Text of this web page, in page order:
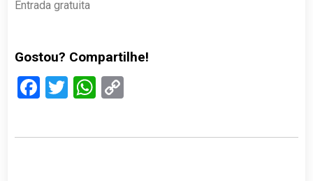
Entrada gratuita
Gostou? Compartilhe!
Facebook
TwitterWhatsApp